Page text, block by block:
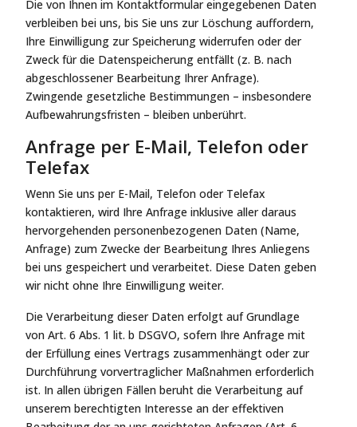
Die von Ihnen im Kontaktformular eingegebenen Daten
verbleiben bei uns, bis Sie uns zur Löschung auffordern,
Ihre Einwilligung zur Speicherung widerrufen oder der
Zweck für die Datenspeicherung entfällt (z. B. nach
abgeschlossener Bearbeitung Ihrer Anfrage).
Zwingende gesetzliche Bestimmungen – insbesondere
Aufbewahrungsfristen – bleiben unberührt.
Anfrage per E-Mail, Telefon oder
Telefax
Wenn Sie uns per E-Mail, Telefon oder Telefax
kontaktieren, wird Ihre Anfrage inklusive aller daraus
hervorgehenden personenbezogenen Daten (Name,
Anfrage) zum Zwecke der Bearbeitung Ihres Anliegens
bei uns gespeichert und verarbeitet. Diese Daten geben
wir nicht ohne Ihre Einwilligung weiter.
Die Verarbeitung dieser Daten erfolgt auf Grundlage
von Art. 6 Abs. 1 lit. b DSGVO, sofern Ihre Anfrage mit
der Erfüllung eines Vertrags zusammenhängt oder zur
Durchführung vorvertraglicher Maßnahmen erforderlich
ist. In allen übrigen Fällen beruht die Verarbeitung auf
unserem berechtigten Interesse an der effektiven